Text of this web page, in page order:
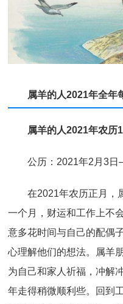
属羊的人2021年全年
属羊的人2021年农历1
公历：2021年2月3日
在2021年农历正月，
一个月，财运和工作上不
意多花时间与自己的配偶
心理解他们的想法。属羊
为自己和家人祈福，冲解
年走得稍微顺利些。回到